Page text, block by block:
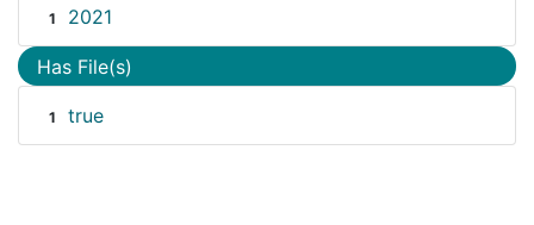
1 2021
Has File(s)
1 true